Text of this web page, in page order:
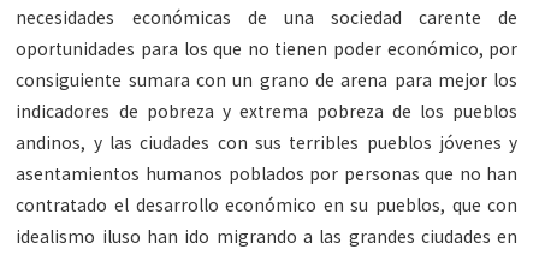
necesidades económicas de una sociedad carente de
oportunidades para los que no tienen poder económico, por
consiguiente sumara con un grano de arena para mejor los
indicadores de pobreza y extrema pobreza de los pueblos
andinos, y las ciudades con sus terribles pueblos jóvenes y
asentamientos humanos poblados por personas que no han
contratado el desarrollo económico en su pueblos, que con
idealismo iluso han ido migrando a las grandes ciudades en